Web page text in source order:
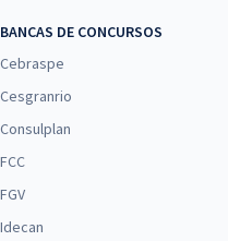
Professor - Pedagogo
à vista
29,52
(-20%)
BANCAS DE CONCURSOS
Cebraspe
Cesgranrio
Consulplan
FCC
FGV
Idecan